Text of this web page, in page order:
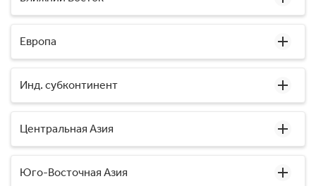
Европа
Инд. субконтинент
Центральная Азия
Юго-Восточная Азия